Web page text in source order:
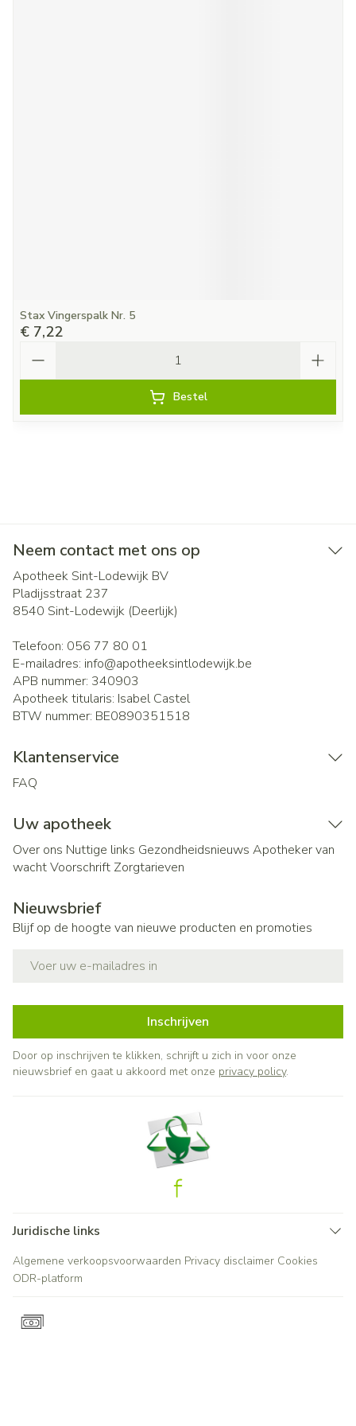
Stax Vingerspalk Nr. 5
€ 7,22
Bestel
Neem contact met ons op
Apotheek Sint-Lodewijk BV
Pladijsstraat 237
8540 Sint-Lodewijk (Deerlijk)
Telefoon: 056 77 80 01
E-mailadres: info@apotheeksintlodewijk.be
APB nummer: 340903
Apotheek titularis: Isabel Castel
BTW nummer: BE0890351518
Klantenservice
FAQ
Uw apotheek
Over ons Nuttige links Gezondheidsnieuws Apotheker van
wachtVoorschrift Zorgtarieven
Nieuwsbrief
Blijf op de hoogte van nieuwe producten en promoties
Inschrijven
Door op inschrijven te klikken, schrijft u zich in voor onze
nieuwsbrief en gaat u akkoord met onze privacy policy.
Juridische links
Algemene verkoopsvoorwaarden Privacy disclaimer Cookies
ODR-platform